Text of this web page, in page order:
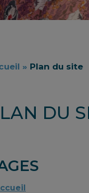
» Plan du site
DU